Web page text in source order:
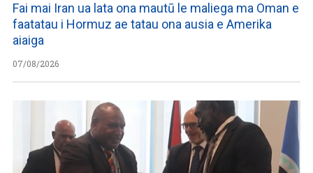
Fai mai Iran ua lata ona mautū le maliega ma Oman e
faatatau i Hormuz ae tatau ona ausia e Amerika
aiaiga
07/08/2026